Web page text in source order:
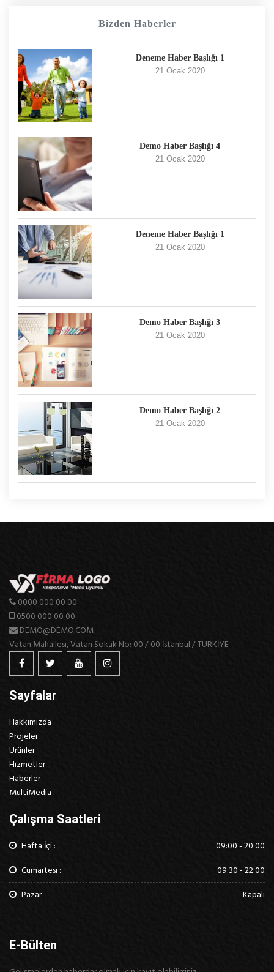
Bizden Haberler
Deneme Haber Başlığı 1
21 Ocak 2020
Demo Haber Başlığı 4
21 Ocak 2020
Deneme Haber Başlığı 1
21 Ocak 2020
Demo Haber Başlığı 3
21 Ocak 2020
Demo Haber Başlığı 2
21 Ocak 2020
0000 000 00 00
0500 000 00 00
DEMO@DEMO.COM
Vatan Mahallesi, Vatan Sokak No: 00 / 00 İstanbul / TÜRKİYE
Sayfalar
Hakkımızda
Projeler
Ürünler
Hizmetler
Haberler
MultiMedia
Çalışma Saatleri
Hafta İçi :
09:00 - 20:00
Cumartesi :
09:30 - 22:00
Pazar
Kapalı
E-Bülten